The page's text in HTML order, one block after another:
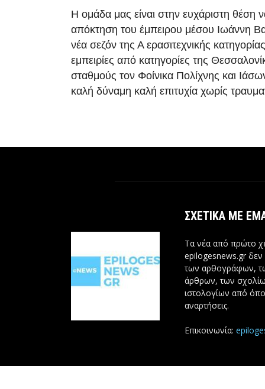
Η ομάδα μας είναι στην ευχάριστη θέση
απόκτηση του έμπειρου μέσου Ιωάννη
νέα σεζόν της Α ερασιτεχνικής
εμπειρίες από κατηγορίες της
σταθμούς τον Φοίνικα Πολίχνης και
καλή δύναμη καλή επιτυχία χωρίς
ΣΧΕΤΙΚΆ ΜΕ
Τα νέα από πρώτο
epilogesnews.gr δεν
των αρθογράφων,
άρθρων, των
ιστολογίων από
αναρτήσεις.
Επικοινωνία: